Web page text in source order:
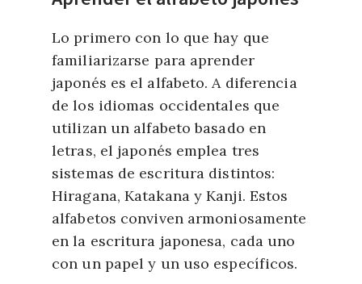
Lo primero con lo que hay que
familiarizarse para aprender
japonés es el alfabeto. A diferencia
de los idiomas occidentales que
utilizan un alfabeto basado en
letras, el japonés emplea tres
sistemas de escritura distintos:
Hiragana, Katakana y Kanji. Estos
alfabetos conviven armoniosamente
en la escritura japonesa, cada uno
con un papel y un uso específicos.